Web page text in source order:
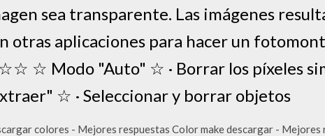
sea transparente. Las imágenes
otras aplicaciones para hacer un
☆ Modo "Auto" ☆ · Borrar los píxeles
☆ · Seleccionar y borrar objetos
colores - Mejores respuestas Color make descargar -